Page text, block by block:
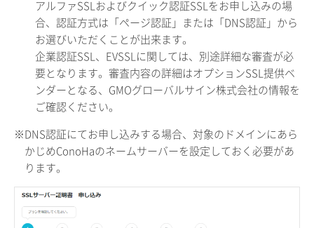
アルファSSLおよびクイック認証SSLをお申し込みの場
合、認証方式は「ページ認証」または「DNS認証」から
お選びいただくことが出来ます。
企業認証SSL、EVSSLに関しては、別途詳細な審査が必
要となります。審査内容の詳細はオプションSSL提供ベ
ンダーとなる、GMOグローバルサイン株式会社の情報を
ご確認ください。
※DNS認証にてお申し込みする場合、対象のドメインにあら
かじめConoHaのネームサーバーを設定しておく必要があ
ります。